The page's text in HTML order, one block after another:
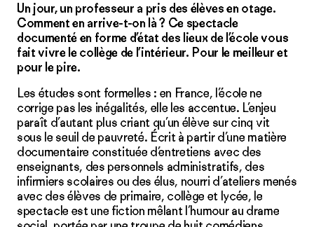
Un jour, un professeur a pris des élèves en otage.
Comment en arrive-t-on là ? Ce spectacle
documenté en forme d’état des lieux de l’école vous
fait vivre le collège de l’intérieur. Pour le meilleur et
pour le pire.
Les études sont formelles : en France, l’école ne
corrige pas les inégalités, elle les accentue. L’enjeu
paraît d’autant plus criant qu’un élève sur cinq vit
sous le seuil de pauvreté. Écrit à partir d’une matière
documentaire constituée d’entretiens avec des
enseignants, des personnels administratifs, des
infirmiers scolaires ou des élus, nourri d’ateliers menés
avec des élèves de primaire, collège et lycée, le
spectacle est une fiction mêlant l’humour au drame